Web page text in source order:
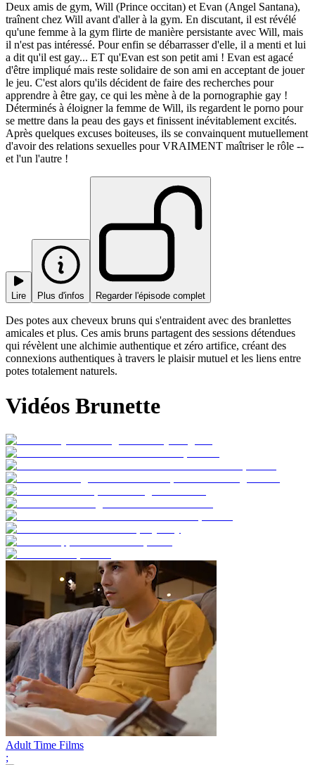
Deux amis de gym, Will (Prince occitan) et Evan (Angel Santana),
traînent chez Will avant d'aller à la gym. En discutant, il est révélé
qu'une femme à la gym flirte de manière persistante avec Will, mais
il n'est pas intéressé. Pour enfin se débarrasser d'elle, il a menti et lui
a dit qu'il est gay... ET qu'Evan est son petit ami ! Evan est agacé
d'être impliqué mais reste solidaire de son ami en acceptant de jouer
le jeu. C'est alors qu'ils décident de faire des recherches pour
apprendre à être gay, ce qui les mène à de la pornographie gay !
Déterminés à éloigner la femme de Will, ils regardent le porno pour
se mettre dans la peau des gays et finissent inévitablement excités.
Après quelques excuses boiteuses, ils se convainquent mutuellement
d'avoir des relations sexuelles pour VRAIMENT maîtriser le rôle --
et l'un l'autre !
Lire Plus d'infos Regarder l'épisode complet
Des potes aux cheveux bruns qui s'entraident avec des branlettes
amicales et plus. Ces amis bruns partagent des sessions détendues
qui révèlent une alchimie authentique et zéro artifice, créant des
connexions authentiques à travers le plaisir mutuel et les liens entre
potes totalement naturels.
Vidéos Brunette
Adult Time Films
;